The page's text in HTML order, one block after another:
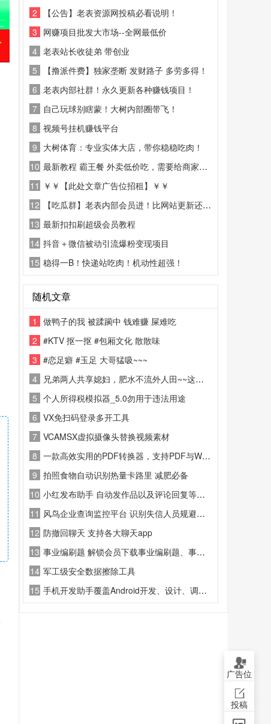
2
【公告】老表资源网投稿必看说明！
3 网赚项目批发大市场--全网最低价
4 老表站长收徒弟 带创业
5
【撸派件费】独家垄断 发财路子 多劳多得！
6 老表内部社群！永久更新各种赚钱项目！
7 自己玩球别瞎蒙！大树内部圈带飞！
8 视频号挂机赚钱平台
9 大树体育：专业实体大店，带你稳稳吃肉！
10 最新教程 霸王餐 外卖低价吃，需要给商家好评
11 ￥￥【此处文章广告位招租】￥￥
12
【吃瓜群】老表内部会员进！比网站更新还精彩！
13 最新扣扣刷超级会员教程
14 抖音＋微信被动引流爆粉变现项目
15 稳得一B！快递站吃肉！机动性超强！
随机文章
1
做鸭子的我 被蹂躏中 钱难赚 屎难吃
2 #KTV 抠一抠 #包厢文化 散散味
3 #恋足癖 #玉足 大哥猛吸~~~
4
兄弟两人共享媳妇，肥水不流外人田~~这比刷抖音有意思
5 个人所得税模拟器_5.0勿用于违法用途
6 VX免扫码登录多开工具
7 VCAMSX虚拟摄像头替换视频素材
8 一款高效实用的PDF转换器，支持PDF与Word、Excel、PPT、图片等多种格式互转
9 拍照食物自动识别热量卡路里 减肥必备
10 小红发布助手 自动发作品以及评论回复等等功能
11 风鸟企业查询监控平台 识别失信人员规避风险 纯净版
12 防撤回聊天 支持各大聊天app
13 事业编刷题 解锁会员下载事业编刷题、事业单位、国考、公务员、题目一网打尽。
14 军工级安全数据擦除工具
15 手机开发助手覆盖Android开发、设计、调试全场景 。可一键查看应用布局、反编译代码、提取APK，屏幕取色功能精准适配设计需求
广告位
投稿